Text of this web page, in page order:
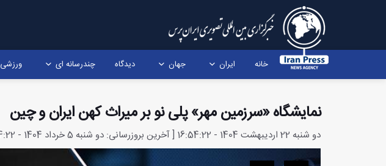
خانه ایران جهان دیدگاه چندرسانه ای ورزشی
نمایشگاه «سرزمین مهر» پلی نو بر میراث کهن ایران و چین
دو شنبه 22 اردیبهشت 1404 - 16:54:22 [ آخرین بروزرسانی: دو شنبه 5 خرداد 1404 - 17:34:22 ]